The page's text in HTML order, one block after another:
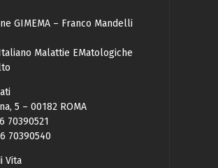
GIMEMA – Franco Mandelli
Malattie EMatologiche
5 – 00182 ROMA
70390521
70390540
Vita